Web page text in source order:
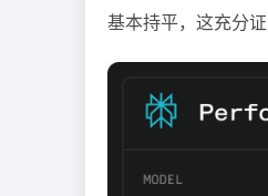
基本持平，这充分